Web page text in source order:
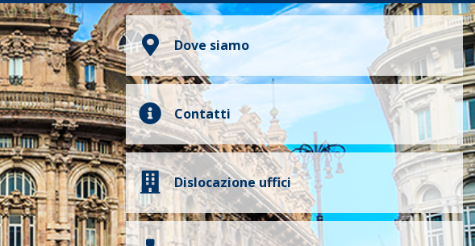
Dove siamo
Contatti
Dislocazione uffici